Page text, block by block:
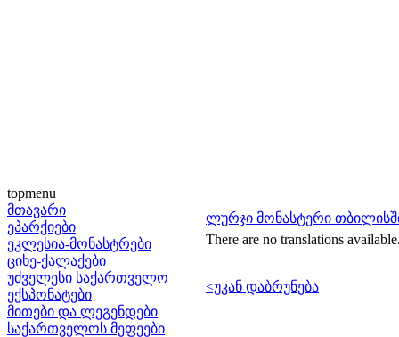
topmenu
მთავარი
ეპარქიები
ეკლესია-მონასტრები
ციხე-ქალაქები
უძველესი საქართველო
ექსპონატები
მითები და ლეგენდები
საქართველოს მეფეები
ლურჯი მონასტერი
There are no translations
<უკან დაბრუნება